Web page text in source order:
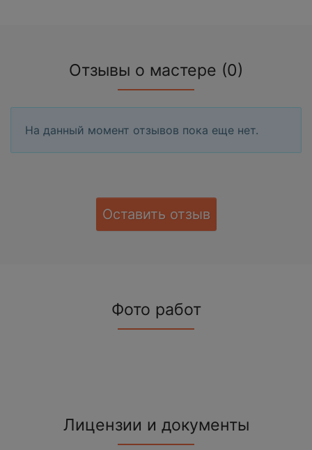
Отзывы о мастере (0)
На данный момент отзывов пока еще нет.
Оставить отзыв
Фото работ
Лицензии и документы